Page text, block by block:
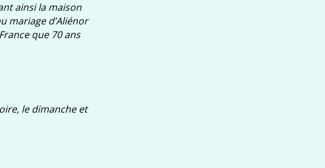
ainsi la maison
mariage d’Aliénor
que 70 ans
le dimanche et